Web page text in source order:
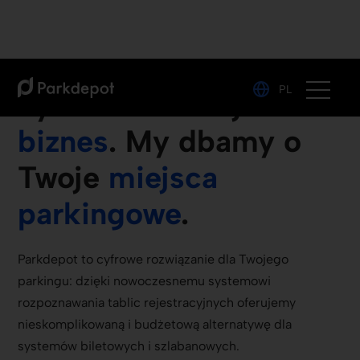
PL
Ty dbasz o swój
biznes. My dbamy o
Twoje miejsca
parkingowe.
Parkdepot to cyfrowe rozwiązanie dla Twojego
parkingu: dzięki nowoczesnemu systemowi
rozpoznawania tablic rejestracyjnych oferujemy
nieskomplikowaną i budżetową alternatywę dla
systemów biletowych i szlabanowych.